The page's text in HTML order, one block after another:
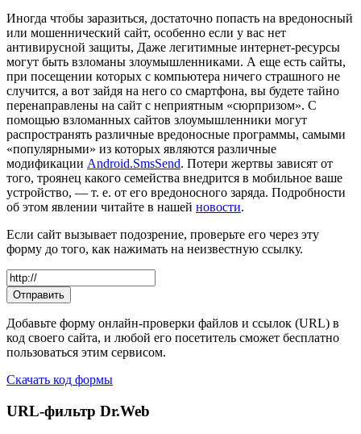
Иногда чтобы заразиться, достаточно попасть на вредоносный
или мошеннический сайт, особенно если у вас нет
антивирусной защиты, Даже легитимные интернет-ресурсы
могут быть взломаны злоумышленниками. А еще есть сайты,
при посещении которых с компьютера ничего страшного не
случится, а вот зайдя на него со смартфона, вы будете тайно
перенаправлены на сайт с неприятным «сюрпризом». С
помощью взломанных сайтов злоумышленники могут
распространять различные вредоносные программы, самыми
«популярными» из которых являются различные
модификации Android.SmsSend. Потери жертвы зависят от
того, троянец какого семейства внедрится в мобильное ваше
устройство, — т. е. от его вредоносного заряда. Подробности
об этом явлении читайте в нашей новости.
Еcли сайт вызывает подозрение, проверьте его через эту
форму до того, как нажимать на неизвестную ссылку.
Отправить
Добавьте форму онлайн-проверки файлов и ссылок (URL) в
код своего сайта, и любой его посетитель сможет бесплатно
пользоваться этим сервисом.
Скачать код формы
URL-фильтр Dr.Web